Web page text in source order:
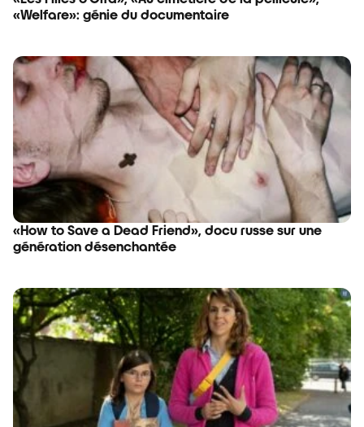
«Welfare»: génie du documentaire
«How to Save a Dead Friend», docu russe sur une
génération désenchantée